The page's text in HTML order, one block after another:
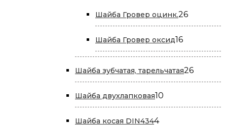
Шайба Гровер оцинк.2626
товаров
Шайба Гровер оксид1616
товаров
Шайба зубчатая, тарельчатая2626
товаров
Шайба двухлапковая10
товаров
Шайба косая DIN43444